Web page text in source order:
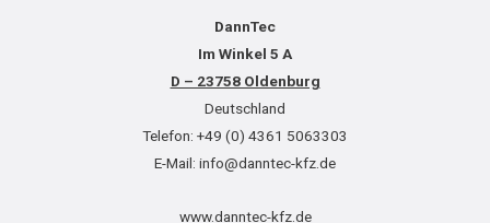
DannTec
Im Winkel 5 A
D – 23758 Oldenburg
Deutschland
Telefon: +49 (0) 4361 5063303
E-Mail: info@danntec-kfz.de
www.danntec-kfz.de